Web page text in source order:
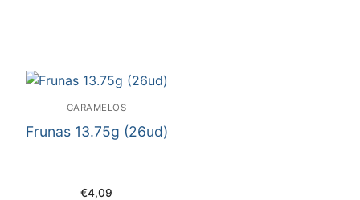
CARAMELOS
Frunas 13.75g (26ud)
€4,09